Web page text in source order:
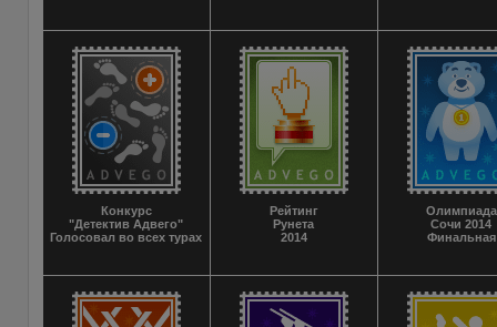
Конкурс
"Детектив Адвего"
Голосовал во всех турах
Рейтинг
Рунета
2014
Олимпиада
Сочи 2014
Финальная